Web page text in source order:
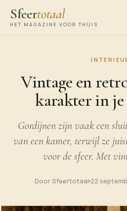
Sfeertotaal
HET MAGAZINE VOOR THUIS
Vintage en
karakter in
Gordijnen zijn vaak een
van een kamer, terwijl ze
voor de sfeer. Met
Door Sfeertotaal22